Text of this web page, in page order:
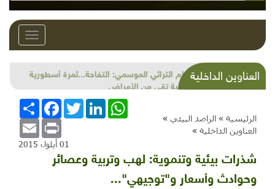
Toggle
العناوين الداخليةالطعام التراثي الموسمي: التفاحة...ثمرة أسطورية
وصيدلية تقي من الأمراض
الرئيسية » الراصد البيئي »
العناوين الداخلية »
انشر
FacebookTwitterLinkedInWhatsApp
Email Print
01 أيلول 2015
شذرات بيئية وتنموية: لهب وتربية وعصائر
وحوادث وأسعار و"توجيهي"...